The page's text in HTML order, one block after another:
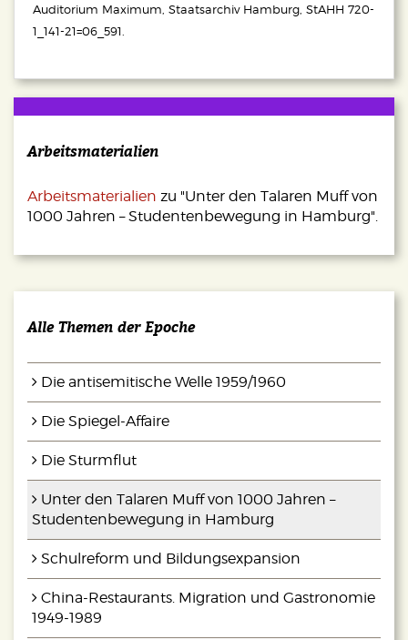
Schahbesuchs bewusst provoziert zu
Die Fronten zwischen Studierenden und
neues Hochschulgesetz ohne erkennbare
Studierendenvertreter_innen lange Zeit
versucht hatten, Reformen durch aktive
sahen sie sich aufgrund fehlender
stattdessen durch öffentliche
Auditorium Maximum, Staatsarchiv Hamburg, StAHH 720-
1_141-21=06_591.
Arbeitsmaterialien
Arbeitsmaterialien zu "Unter den Talaren Muff von
1000 Jahren – Studentenbewegung in Hamburg".
Alle Themen der Epoche
Die antisemitische Welle 1959/1960
Die Spiegel-Affaire
Die Sturmflut
Unter den Talaren Muff von 1000 Jahren –
Studentenbewegung in Hamburg
Schulreform und Bildungsexpansion
China-Restaurants. Migration und Gastronomie
1949-1989